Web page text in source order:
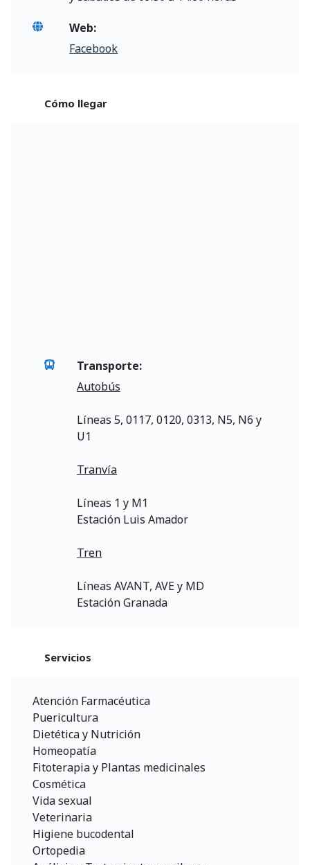
Web:
Facebook
Cómo llegar
Transporte:
Autobús
Líneas 5, 0117, 0120, 0313, N5, N6 y
U1
Tranvía
Líneas 1 y M1
Estación Luis Amador
Tren
Líneas AVANT, AVE y MD
Estación Granada
Servicios
Atención Farmacéutica
Puericultura
Dietética y Nutrición
Homeopatía
Fitoterapia y Plantas medicinales
Cosmética
Vida sexual
Veterinaria
Higiene bucodental
Ortopedia